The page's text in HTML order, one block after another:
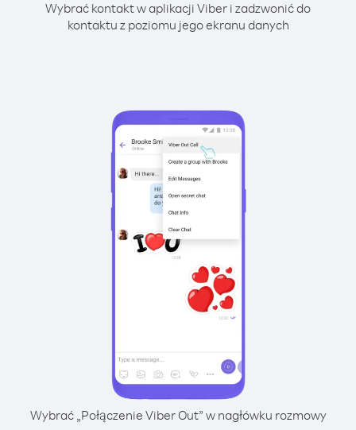
Wybrać kontakt w aplikacji Viber i zadzwonić do
kontaktu z poziomu jego ekranu danych
Wybrać „Połączenie Viber Out” w nagłówku rozmowy